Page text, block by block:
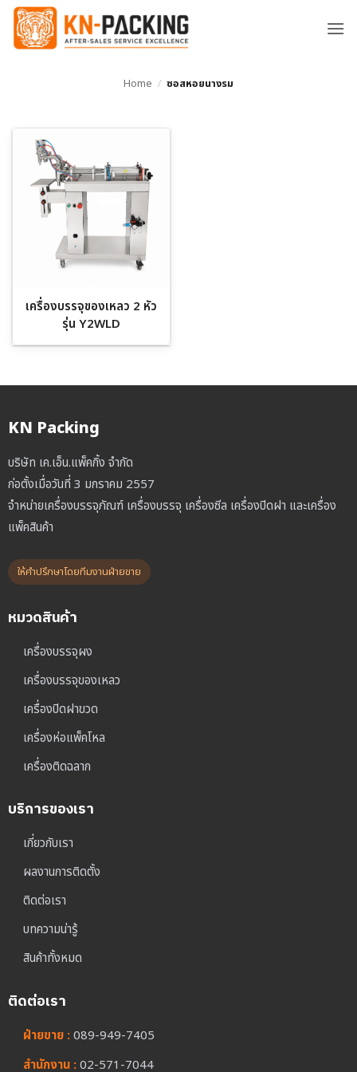
ข้าม
ยัง
Home / ซอสหอยนางรม
เครื่องบรรจุของเหลว 2 หัว
รุ่น Y2WLD
KN Packing
บริษัท เค.เอ็น.แพ็คกิ้ง จำกัด
ก่อตั้งเมื่อวันที่ 3 มกราคม 2557
จำหน่ายเครื่องบรรจุภัณฑ์ เครื่องบรรจุ เครื่องซีล เครื่องปิดฝา และเครื่อง
แพ็คสินค้า
ให้คำปรึกษาโดยทีมงานฝ่ายขาย
หมวดสินค้า
เครื่องบรรจุผง
เครื่องบรรจุของเหลว
เครื่องปิดฝาขวด
เครื่องห่อแพ็คโหล
เครื่องติดฉลาก
บริการของเรา
เกี่ยวกับเรา
ผลงานการติดตั้ง
ติดต่อเรา
บทความน่ารู้
สินค้าทั้งหมด
ติดต่อเรา
ฝ่ายขาย :089-949-7405
สำนักงาน :02-571-7044